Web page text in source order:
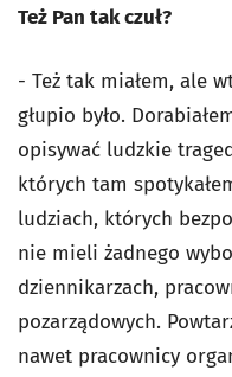
Też Pan tak czuł?
- Też tak miałem, ale
głupio było.
opisywać ludzkie
których tam
ludziach, których
nie mieli żadnego
dziennikarzach,
pozarządowych.
nawet pracownicy